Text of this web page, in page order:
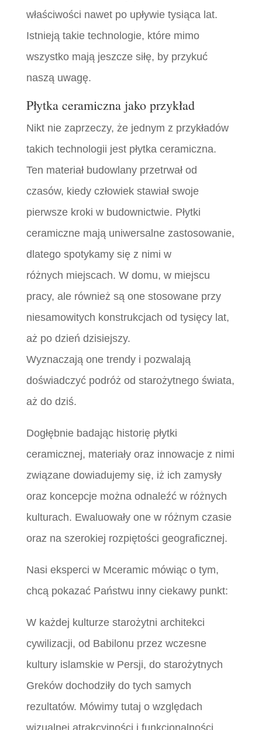
właściwości nawet po upływie tysiąca lat.
Istnieją takie technologie, które mimo
wszystko mają jeszcze siłę, by przykuć
naszą uwagę.
Płytka ceramiczna jako przykład
Nikt nie zaprzeczy, że jednym z przykładów
takich technologii jest płytka ceramiczna.
Ten materiał budowlany przetrwał od
czasów, kiedy człowiek stawiał swoje
pierwsze kroki w budownictwie. Płytki
ceramiczne mają uniwersalne zastosowanie,
dlatego spotykamy się z nimi w
różnych miejscach. W domu, w miejscu
pracy, ale również są one stosowane przy
niesamowitych konstrukcjach od tysięcy lat,
aż po dzień dzisiejszy.
Wyznaczają one trendy i pozwalają
doświadczyć podróż od starożytnego świata,
aż do dziś.
Dogłębnie badając historię płytki
ceramicznej, materiały oraz innowacje z nimi
związane dowiadujemy się, iż ich zamysły
oraz koncepcje można odnaleźć w różnych
kulturach. Ewaluowały one w różnym czasie
oraz na szerokiej rozpiętości geograficznej.
Nasi eksperci w Mceramic mówiąc o tym,
chcą pokazać Państwu inny ciekawy punkt:
W każdej kulturze starożytni architekci
cywilizacji, od Babilonu przez wczesne
kultury islamskie w Persji, do starożytnych
Greków dochodziły do tych samych
rezultatów. Mówimy tutaj o względach
wizualnej atrakcyjności i funkcjonalności